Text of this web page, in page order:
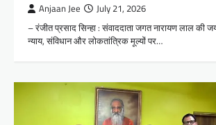
Anjaan Jee July 21, 2026
– रंजीत प्रसाद सिन्हा : संवाददाता जगत नारायण लाल की
न्याय, संविधान और लोकतांत्रिक मूल्यों पर…